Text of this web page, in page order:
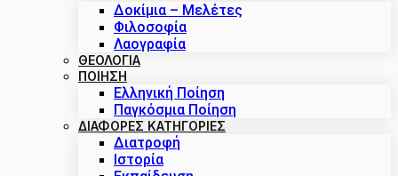
Δοκίμια – Μελέτες
Φιλοσοφία
Λαογραφία
ΘΕΟΛΟΓΙΑ
ΠΟΙΗΣΗ
Ελληνική Ποίηση
Παγκόσμια Ποίηση
ΔΙΑΦΟΡΕΣ ΚΑΤΗΓΟΡΙΕΣ
Διατροφή
Ιστορία